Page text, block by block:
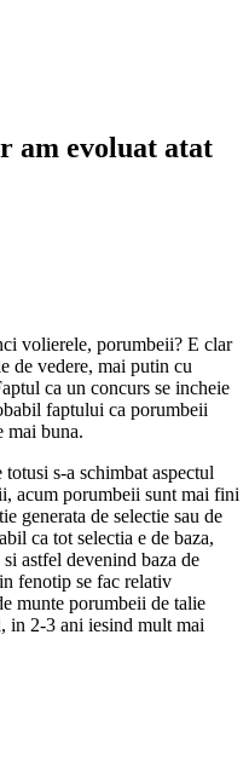
am evoluat atat
volierele, porumbeii? E clar
de vedere, mai putin cu
ca un concurs se incheie
faptului ca porumbeii
mai buna.
s-a schimbat aspectul
acum porumbeii sunt mai fini
generata de selectie sau de
ca tot selectia e de baza,
astfel devenind baza de
fenotip se fac relativ
munte porumbeii de talie
in 2-3 ani iesind mult mai